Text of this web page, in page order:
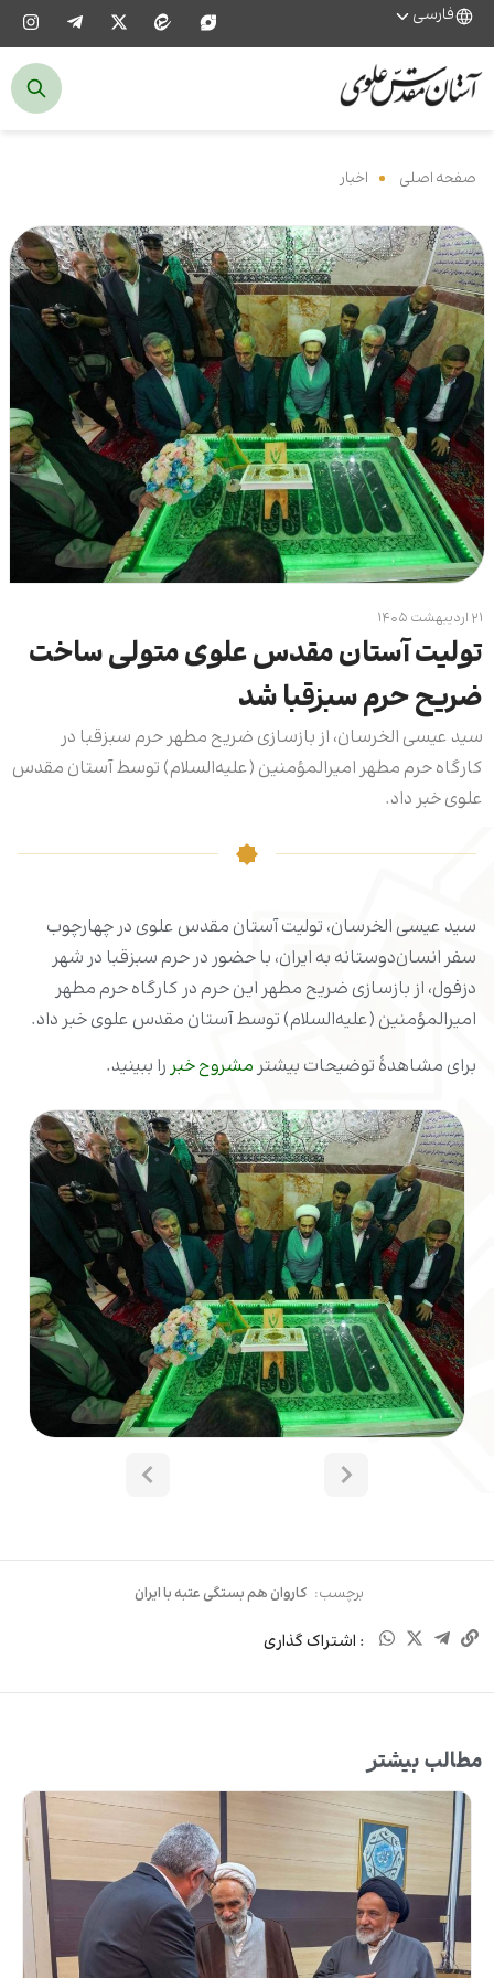
فارسی
صفحه اصلی اخبار
۲۱ اردیبهشت ۱۴۰۵
تولیت آستان مقدس علوی متولی ساخت
ضریح حرم سبزقبا شد
سید عیسی الخرسان، از بازسازی ضریح مطهر حرم سبزقبا در
کارگاه حرم مطهر امیرالمؤمنین (علیه‌السلام) توسط آستان مقدس
علوی خبر داد.
سید عیسی الخرسان، تولیت آستان مقدس علوی در چهارچوب
سفر انسان‌دوستانه به ایران، با حضور در حرم سبزقبا در شهر
دزفول، از بازسازی ضریح مطهر این حرم در کارگاه حرم مطهر
امیرالمؤمنین (علیه‌السلام) توسط آستان مقدس علوی خبر داد.
برای مشاهدۀ توضیحات بیشترمشروح خبررا ببینید.
برچسب: کاروان هم بستگی عتبه با ایران
: اشتراک گذاری
مطالب بیشتر